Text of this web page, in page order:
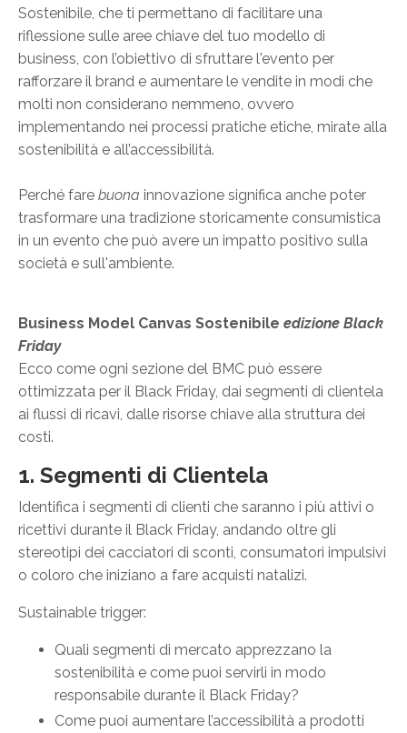
Sostenibile, che ti permettano di facilitare una
riflessione sulle aree chiave del tuo modello di
business, con l’obiettivo di sfruttare l'evento per
rafforzare il brand e aumentare le vendite in modi che
molti non considerano nemmeno, ovvero
implementando nei processi pratiche etiche, mirate alla
sostenibilità e all’accessibilità.
Perché fare buona innovazione significa anche poter
trasformare una tradizione storicamente consumistica
in un evento che può avere un impatto positivo sulla
società e sull'ambiente.
Business Model Canvas Sostenibile edizione Black
Friday
Ecco come ogni sezione del BMC può essere
ottimizzata per il Black Friday, dai segmenti di clientela
ai flussi di ricavi, dalle risorse chiave alla struttura dei
costi.
1. Segmenti di Clientela
Identifica i segmenti di clienti che saranno i più attivi o
ricettivi durante il Black Friday, andando oltre gli
stereotipi dei cacciatori di sconti, consumatori impulsivi
o coloro che iniziano a fare acquisti natalizi.
Sustainable trigger:
Quali segmenti di mercato apprezzano la
sostenibilità e come puoi servirli in modo
responsabile durante il Black Friday?
Come puoi aumentare l’accessibilità a prodotti